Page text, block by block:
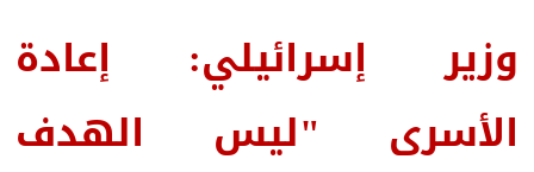
وزير إسرائيلي: إعادة
الأسرى "ليس الهدف